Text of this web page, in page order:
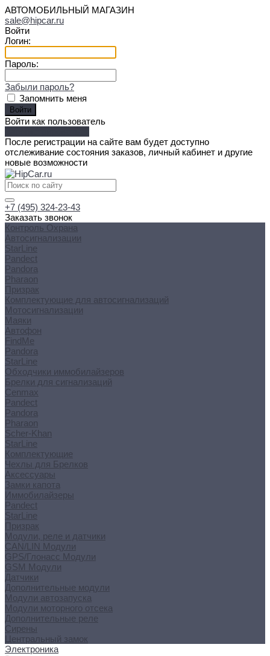
АВТОМОБИЛЬНЫЙ МАГАЗИН
sale@hipcar.ru
Войти
Логин:
Пароль:
Забыли пароль?
Запомнить меня
Войти как пользователь
После регистрации на сайте вам будет доступно
отслеживание состояния заказов, личный кабинет и другие
новые возможности
+7 (495) 324-23-43
Заказать звонок
Контроль Охрана
Автосигнализации
StarLine
Pandect
Pandora
Pharaon
Призрак
Комплектующие для автосигнализаций
Мотосигнализации
Маяки
Автофон
FindMe
Pandora
StarLine
Обходчики иммобилайзеров
Брелки для сигнализаций
Cenmax
Pandect
Pandora
Pharaon
Scher-Khan
StarLine
Комплектующие
Чехлы для Брелков
Аксессуары
Замки капота
Иммобилайзеры
Pandect
StarLine
Призрак
Модули, реле и датчики
CAN/LIN Модули
GPS/Глонасс Модули
GSM Модули
Датчики
Дополнительные модули
Модули автозапуска
Модули моторного отсека
Дополнительные реле
Сирены
Центральный замок
Электроника